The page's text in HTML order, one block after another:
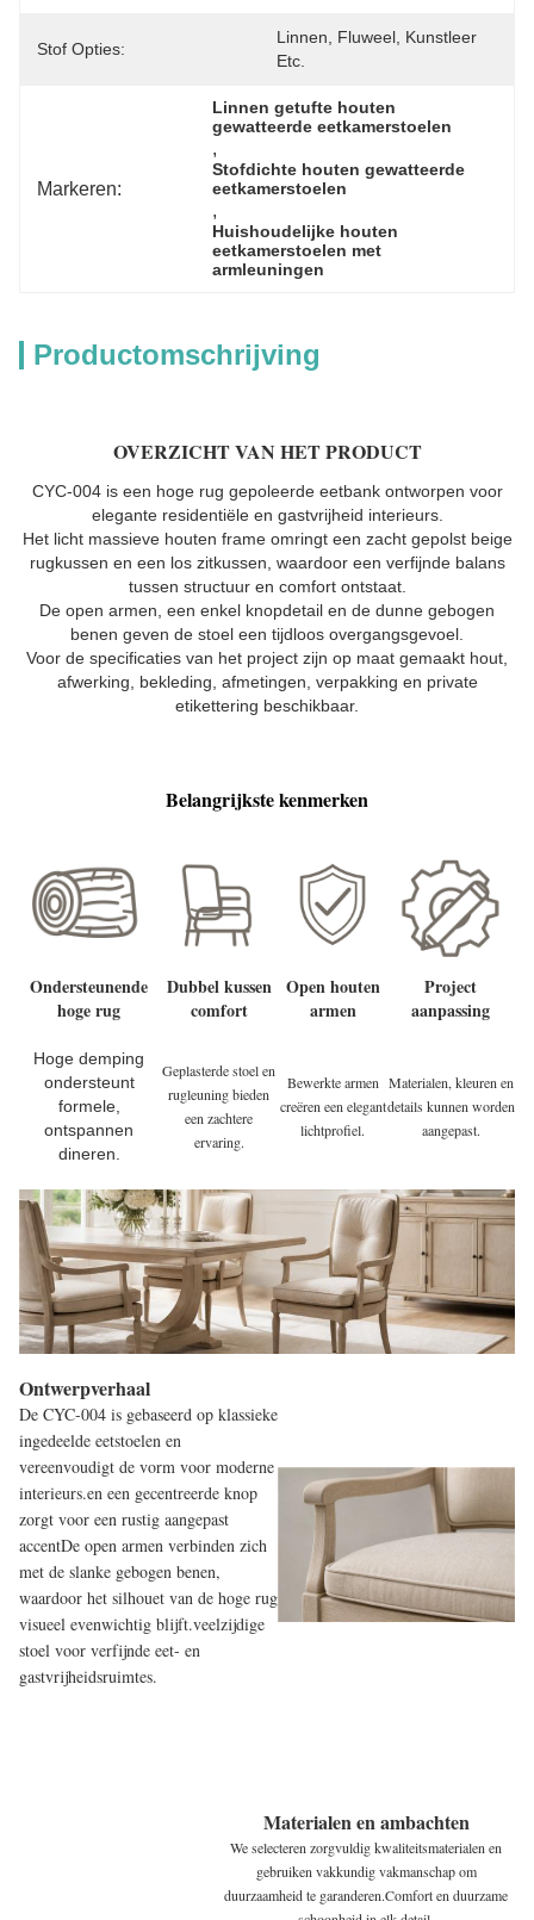
Stof Opties:
Linnen, Fluweel, Kunstleer
Etc.
Markeren:
Linnen getufte houten
gewatteerde eetkamerstoelen
,
Stofdichte houten gewatteerde
eetkamerstoelen
,
Huishoudelijke houten
eetkamerstoelen met
armleuningen
Productomschrijving
OVERZICHT VAN HET PRODUCT
CYC-004 is een hoge rug gepoleerde eetbank ontworpen voor
elegante residentiële en gastvrijheid interieurs.
Het licht massieve houten frame omringt een zacht gepolst beige
rugkussen en een los zitkussen, waardoor een verfijnde balans
tussen structuur en comfort ontstaat.
De open armen, een enkel knopdetail en de dunne gebogen
benen geven de stoel een tijdloos overgangsgevoel.
Voor de specificaties van het project zijn op maat gemaakt hout,
afwerking, bekleding, afmetingen, verpakking en private
etikettering beschikbaar.
Belangrijkste kenmerken
Ondersteunende
hoge rug
Dubbel kussen
comfort
Open houten
armen
Project
aanpassing
Hoge demping
ondersteunt
formele,
ontspannen
dineren.
Geplasterde stoel en
rugleuning bieden
een zachtere
ervaring.
Bewerkte armen
creëren een elegant
lichtprofiel.
Materialen, kleuren en
details kunnen worden
aangepast.
Ontwerpverhaal
De CYC-004 is gebaseerd op klassieke
ingedeelde eetstoelen en
vereenvoudigt de vorm voor moderne
interieurs.en een gecentreerde knop
zorgt voor een rustig aangepast
accentDe open armen verbinden zich
met de slanke gebogen benen,
waardoor het silhouet van de hoge rug
visueel evenwichtig blijft.veelzijdige
stoel voor verfijnde eet- en
gastvrijheidsruimtes.
Materialen en ambachten
We selecteren zorgvuldig kwaliteitsmaterialen en
gebruiken vakkundig vakmanschap om
duurzaamheid te garanderen.Comfort en duurzame